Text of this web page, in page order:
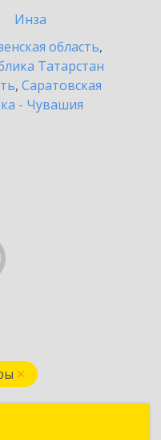
Инза
область,
Татарстан
, Саратовская
- Чувашия